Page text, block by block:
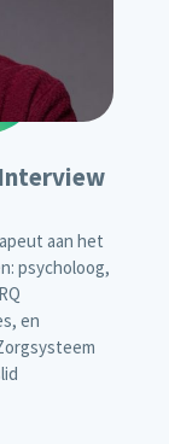
aan het
psycholoog,
en